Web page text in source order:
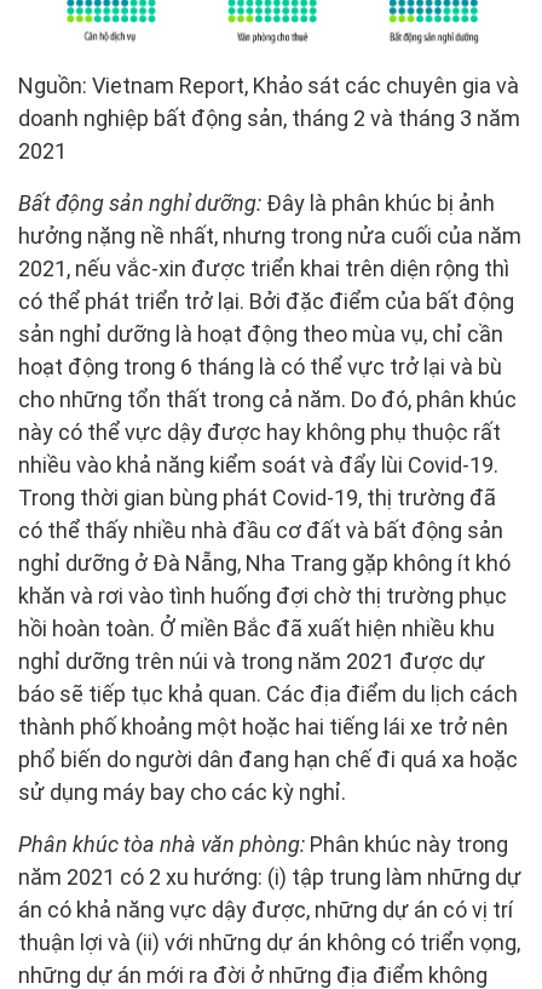
Nguồn: Vietnam Report, Khảo sát các chuyên gia và
doanh nghiệp bất động sản, tháng 2 và tháng 3 năm
2021
Bất động sản nghỉ dưỡng: Đây là phân khúc bị ảnh
hưởng nặng nề nhất, nhưng trong nửa cuối của năm
2021, nếu vắc-xin được triển khai trên diện rộng thì
có thể phát triển trở lại. Bởi đặc điểm của bất động
sản nghỉ dưỡng là hoạt động theo mùa vụ, chỉ cần
hoạt động trong 6 tháng là có thể vực trở lại và bù
cho những tổn thất trong cả năm. Do đó, phân khúc
này có thể vực dậy được hay không phụ thuộc rất
nhiều vào khả năng kiểm soát và đẩy lùi Covid-19.
Trong thời gian bùng phát Covid-19, thị trường đã
có thể thấy nhiều nhà đầu cơ đất và bất động sản
nghỉ dưỡng ở Đà Nẵng, Nha Trang gặp không ít khó
khăn và rơi vào tình huống đợi chờ thị trường phục
hồi hoàn toàn. Ở miền Bắc đã xuất hiện nhiều khu
nghỉ dưỡng trên núi và trong năm 2021 được dự
báo sẽ tiếp tục khả quan. Các địa điểm du lịch cách
thành phố khoảng một hoặc hai tiếng lái xe trở nên
phổ biến do người dân đang hạn chế đi quá xa hoặc
sử dụng máy bay cho các kỳ nghỉ.
Phân khúc tòa nhà văn phòng: Phân khúc này trong
năm 2021 có 2 xu hướng: (i) tập trung làm những dự
án có khả năng vực dậy được, những dự án có vị trí
thuận lợi và (ii) với những dự án không có triển vọng,
những dự án mới ra đời ở những địa điểm không